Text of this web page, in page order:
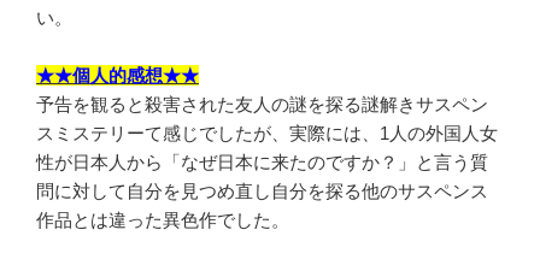
い。
★★個人的感想★★
予告を観ると殺害された友人の謎を探る謎解きサスペン
スミステリーて感じでしたが、実際には、1人の外国人女
性が日本人から「なぜ日本に来たのですか？」と言う質
問に対して自分を見つめ直し自分を探る他のサスペンス
作品とは違った異色作でした。